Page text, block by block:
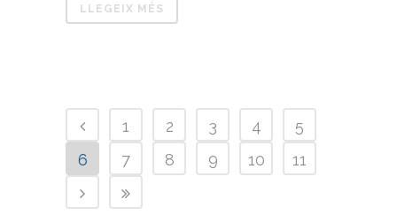
LLEGEIX MÉS
1 2 3 4
5
6
7 8 9 10 11